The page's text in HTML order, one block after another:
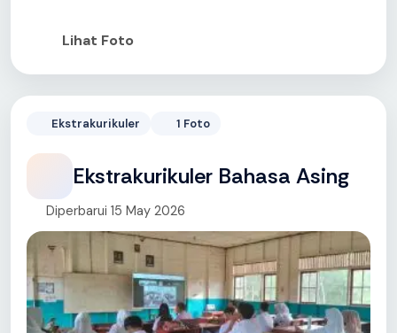
Lihat Foto
Ekstrakurikuler 1 Foto
Ekstrakurikuler Bahasa Asing
Diperbarui 15 May 2026